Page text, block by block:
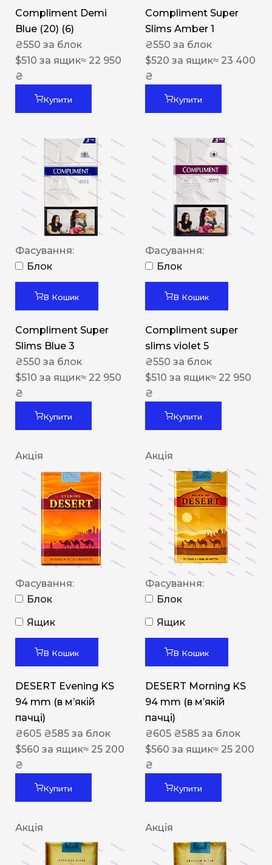
Compliment Demi
Blue (20) (6)
₴550 за блок
$510 за ящик≈ 22 950
₴
Купити
Compliment Super
Slims Amber 1
₴550 за блок
$520 за ящик≈ 23 400
₴
Купити
Фасування:
Блок
В Кошик
Compliment Super
Slims Blue 3
₴550 за блок
$510 за ящик≈ 22 950
₴
Купити
Фасування:
Блок
В Кошик
Compliment super
slims violet 5
₴550 за блок
$510 за ящик≈ 22 950
₴
Купити
Акція
Фасування:
Блок
Ящик
В Кошик
DESERT Evening KS
94 mm (в мʼякій
пачці)
₴605 ₴585 за блок
$560 за ящик≈ 25 200
₴
Купити
Акція
Фасування:
Блок
Ящик
В Кошик
DESERT Morning KS
94 mm (в мʼякій
пачці)
₴605 ₴585 за блок
$560 за ящик≈ 25 200
₴
Купити
Акція Акція